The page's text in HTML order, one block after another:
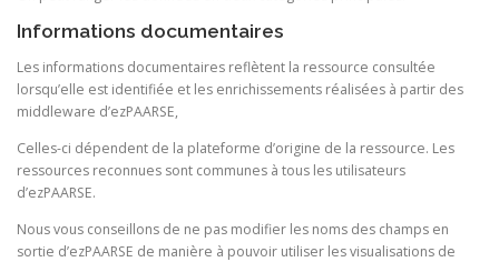
Informations documentaires
Les informations documentaires reflètent la ressource consultée
lorsqu’elle est identifiée et les enrichissements réalisées à partir des
middleware d’ezPAARSE,
Celles-ci dépendent de la plateforme d’origine de la ressource. Les
ressources reconnues sont communes à tous les utilisateurs
d’ezPAARSE.
Nous vous conseillons de ne pas modifier les noms des champs en
sortie d’ezPAARSE de manière à pouvoir utiliser les visualisations de